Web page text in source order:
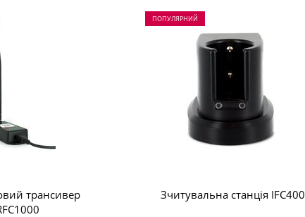
трансивер
ПОПУЛЯРНИЙ
Зчитувальна станція IFC400